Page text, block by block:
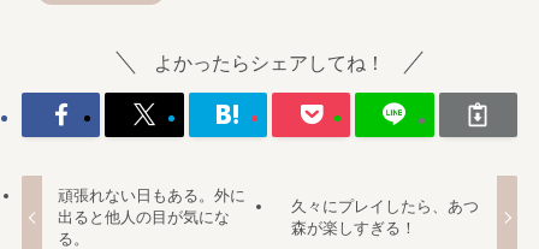
よかったらシェアしてね！
頑張れない日もある。外に
出ると他人の目が気にな
る。
久々にプレイしたら、あつ
森が楽しすぎる！